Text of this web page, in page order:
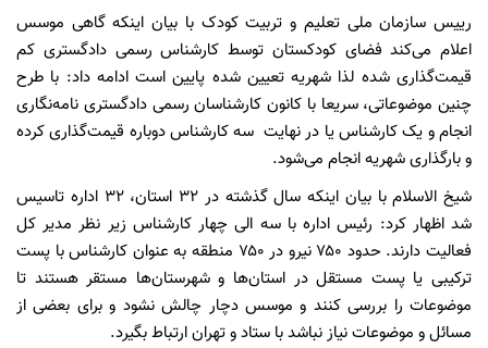
رییس سازمان ملی تعلیم و تربیت کودک با بیان اینکه گاهی موسس
اعلام می‌کند فضای کودکستان توسط کارشناس رسمی ‌دادگستری کم
قیمت‌گذاری شده لذا شهریه تعیین شده پایین است ادامه داد: با طرح
چنین موضوعاتی، سریعا با کانون کارشناسان رسمی ‌دادگستری نامه‌نگاری
انجام و یک کارشناس یا در نهایت سه کارشناس دوباره قیمت‌گذاری کرده
و بارگذاری شهریه انجام می‌شود.
شیخ الاسلام با بیان اینکه سال گذشته در ۳۲ استان، ۳۲ اداره تاسیس
شد اظهار کرد: رئیس اداره با سه الی چهار کارشناس زیر نظر مدیر کل
فعالیت دارند. حدود ۷۵۰ نیرو در ۷۵۰ منطقه به عنوان کارشناس با پست
ترکیبی یا پست مستقل در استان‌ها و شهرستان‌ها مستقر هستند تا
موضوعات را بررسی کنند و موسس دچار چالش نشود و برای بعضی از
مسائل و موضوعات‌ نیاز نباشد با ستاد و تهران ارتباط بگیرد.